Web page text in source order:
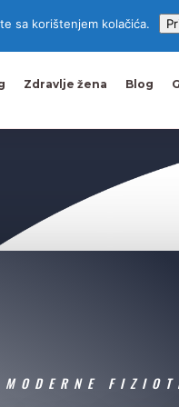
Zdravlje žena Blog
MODERNE
sa korištenjem kolačića.